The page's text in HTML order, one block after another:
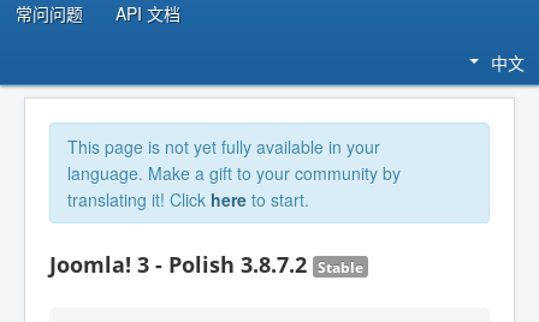
常问问题 API 文档
中文
This page is not yet fully available in your
language. Make a gift to your community by
translating it! Click here to start.
Joomla! 3 - Polish 3.8.7.2 Stable